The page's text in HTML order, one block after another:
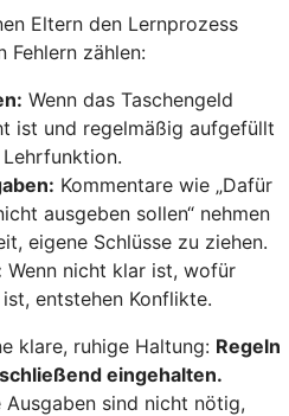
Eltern den Lernprozess
Fehlern zählen:
Wenn das Taschengeld
ist und regelmäßig aufgefüllt
Kommentare wie „Dafür
ausgeben sollen“ nehmen
eigene Schlüsse zu ziehen.
Wenn nicht klar ist, wofür
entstehen Konflikte.
klare, ruhige Haltung: Regeln
eingehalten.
Ausgaben sind nicht nötig,